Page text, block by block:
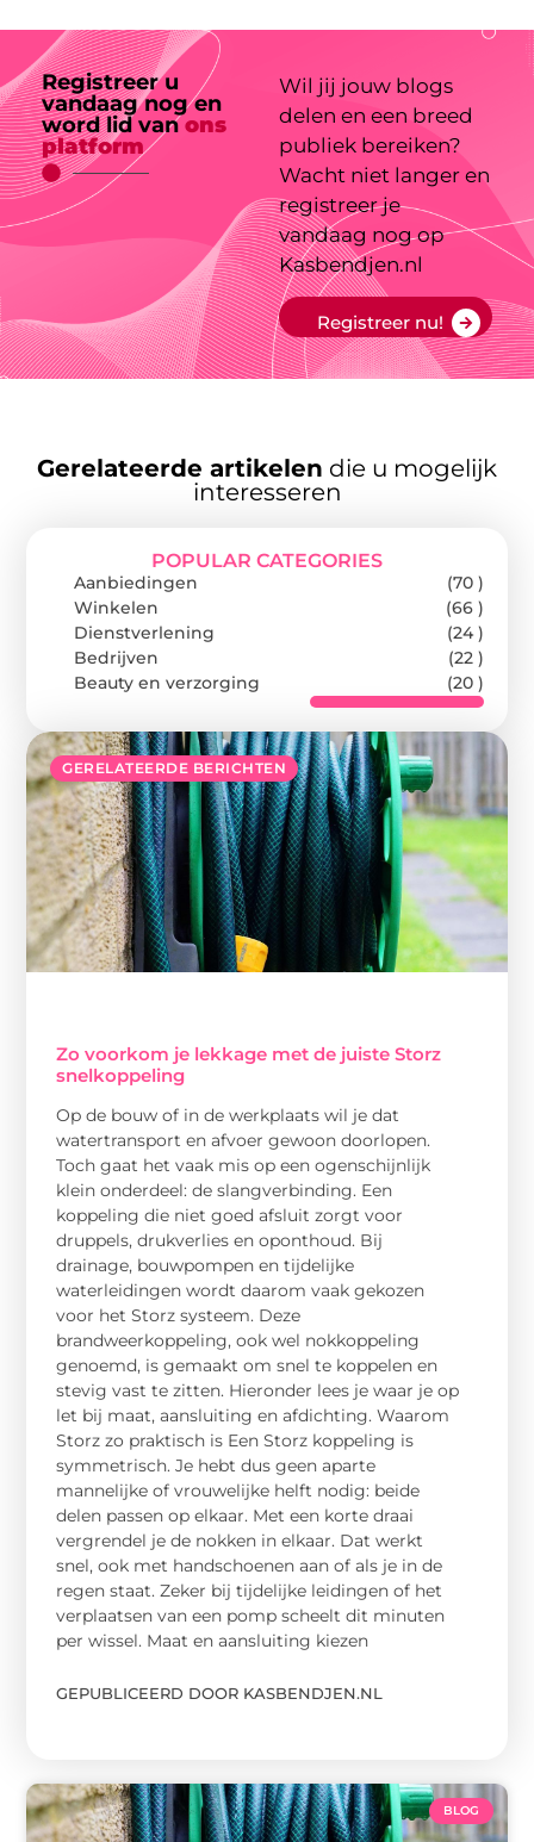
Registreer u
vandaag nog en
word lid vanons
platform
Wil jij jouw blogs
delen en een breed
publiek bereiken?
Wacht niet langer en
registreer je
vandaag nog op
Kasbendjen.nl
Registreer nu!
Gerelateerde artikelen die u mogelijk
interesseren
GERELATEERDE BERICHTEN
Zo voorkom je lekkage met de juiste Storz
snelkoppeling
Op de bouw of in de werkplaats wil je dat
watertransport en afvoer gewoon doorlopen.
Toch gaat het vaak mis op een ogenschijnlijk
klein onderdeel: de slangverbinding. Een
koppeling die niet goed afsluit zorgt voor
druppels, drukverlies en oponthoud. Bij
drainage, bouwpompen en tijdelijke
waterleidingen wordt daarom vaak gekozen
voor het Storz systeem. Deze
brandweerkoppeling, ook wel nokkoppeling
genoemd, is gemaakt om snel te koppelen en
stevig vast te zitten. Hieronder lees je waar je op
let bij maat, aansluiting en afdichting. Waarom
Storz zo praktisch is Een Storz koppeling is
symmetrisch. Je hebt dus geen aparte
mannelijke of vrouwelijke helft nodig: beide
delen passen op elkaar. Met een korte draai
vergrendel je de nokken in elkaar. Dat werkt
snel, ook met handschoenen aan of als je in de
regen staat. Zeker bij tijdelijke leidingen of het
verplaatsen van een pomp scheelt dit minuten
per wissel. Maat en aansluiting kiezen
GEPUBLICEERD DOOR KASBENDJEN.NL
POPULAR CATEGORIES
Aanbiedingen
(70 )
Winkelen
(66 )
Dienstverlening
(24 )
Bedrijven
(22 )
Beauty en verzorging
(20 )
BLOG